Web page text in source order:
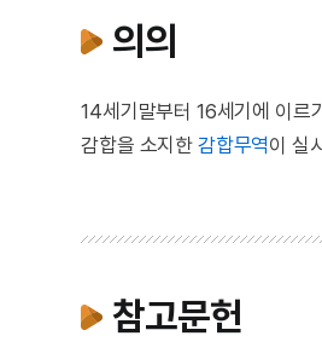
의의
14세기말부터 16세기에 이르
감합을 소지한 감합무역이 실
참고문헌